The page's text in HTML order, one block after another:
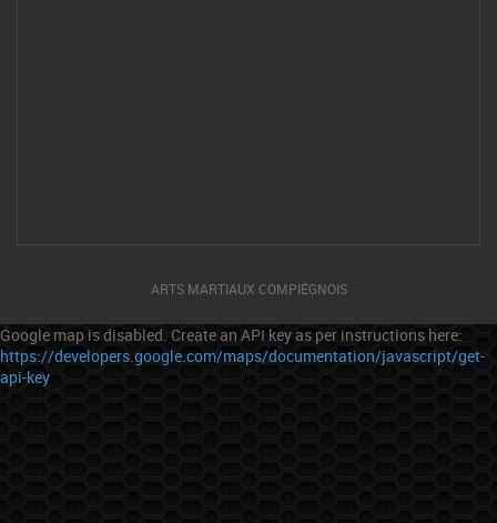
ARTS MARTIAUX COMPIÉGNOIS
Google map is disabled. Create an API key as per instructions here:
https://developers.google.com/maps/documentation/javascript/get-
api-key